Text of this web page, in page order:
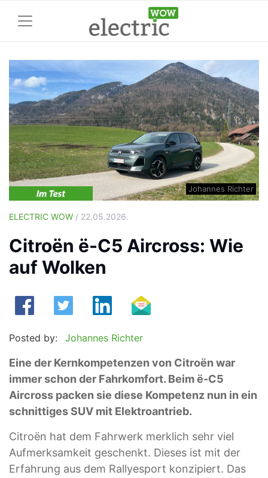
Johannes Richter
ELECTRIC WOW / 22.05.2026.
Citroën ë-C5 Aircross: Wie
auf Wolken
Posted by: Johannes Richter
Eine der Kernkompetenzen von Citroën war
immer schon der Fahrkomfort. Beim ë-C5
Aircross packen sie diese Kompetenz nun in ein
schnittiges SUV mit Elektroantrieb.
Citroën hat dem Fahrwerk merklich sehr viel
Aufmerksamkeit geschenkt. Dieses ist mit der
Erfahrung aus dem Rallyesport konzipiert. Das